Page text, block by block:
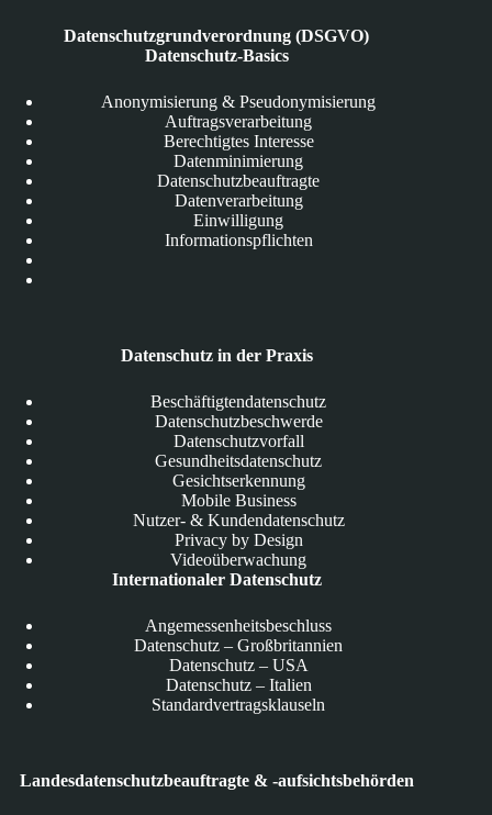
Datenschutzgrundverordnung (DSGVO)
Datenschutz-Basics
Anonymisierung & Pseudonymisierung
Auftragsverarbeitung
Berechtigtes Interesse
Datenminimierung
Datenschutzbeauftragte
Datenverarbeitung
Einwilligung
Informationspflichten
Datenschutz in der Praxis
Beschäftigtendatenschutz
Datenschutzbeschwerde
Datenschutzvorfall
Gesundheitsdatenschutz
Gesichtserkennung
Mobile Business
Nutzer- & Kundendatenschutz
Privacy by Design
Videoüberwachung
Internationaler Datenschutz
Angemessenheitsbeschluss
Datenschutz – Großbritannien
Datenschutz – USA
Datenschutz – Italien
Standardvertragsklauseln
Landesdatenschutzbeauftragte & -aufsichtsbehörden